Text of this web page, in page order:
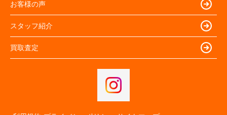
お客様の声
スタッフ紹介
買取査定